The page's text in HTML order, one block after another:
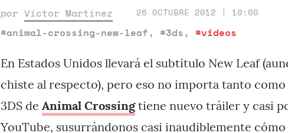
por Víctor Martínez 26 OCTUBRE 2012 | 10:00
#animal-crossing-new-leaf, #3ds, #videos
En Estados Unidos llevará el subtítulo New Leaf
chiste al respecto), pero eso no importa tanto
3DS de Animal Crossingtiene nuevo tráiler y casi
YouTube, susurrándonos casi inaudiblemente